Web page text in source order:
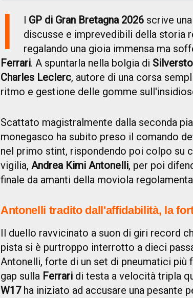
I l GP di Gran Bretagna 2026 scrive
discusse e imprevedibili della storia
regalando una gioia immensa ma
Ferrari. A spuntarla nella bolgia di
Charles Leclerc, autore di una corsa
ritmo e gestione delle gomme
Scattato magistralmente dalla seconda
monegasco ha subito preso il comando
nel primo stint, rispondendo poi colpo su
vigilia, Andrea Kimi Antonelli, per poi
finale da amanti della moviola
Antonelli tradito dall'affidabilità, la
Il duello ravvicinato a suon di giri record
pista si è purtroppo interrotto a dieci
Antonelli, forte di un set di pneumatici più
gap sulla Ferrari di testa a velocità tripla
W17ha iniziato ad accusare una pesante